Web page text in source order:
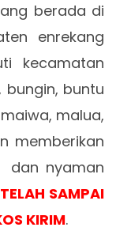
berada di
enrekang
kecamatan
bungin, buntu
malua,
memberikan
dan nyaman
SAMPAI
KIRIM.